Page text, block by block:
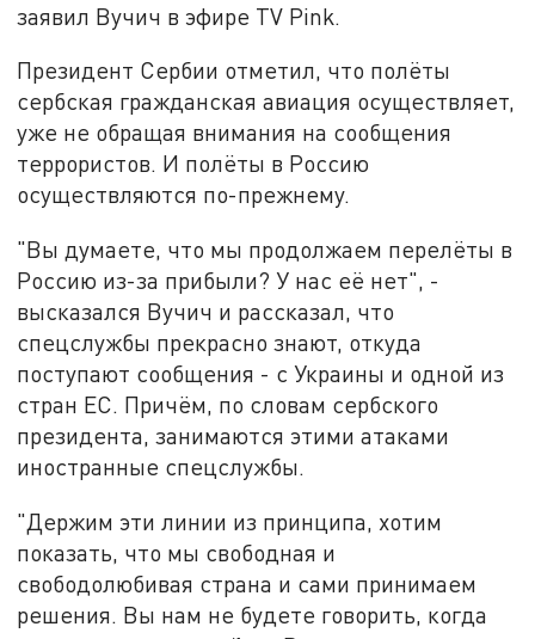
заявил Вучич в эфире TV Pink.
Президент Сербии отметил, что полёты
сербская гражданская авиация осуществляет,
уже не обращая внимания на сообщения
террористов. И полёты в Россию
осуществляются по-прежнему.
"Вы думаете, что мы продолжаем перелёты в
Россию из-за прибыли? У нас её нет", -
высказался Вучич и рассказал, что
спецслужбы прекрасно знают, откуда
поступают сообщения - с Украины и одной из
стран ЕС. Причём, по словам сербского
президента, занимаются этими атаками
иностранные спецслужбы.
"Держим эти линии из принципа, хотим
показать, что мы свободная и
свободолюбивая страна и сами принимаем
решения. Вы нам не будете говорить, когда